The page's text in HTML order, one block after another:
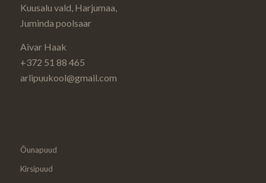
Kuusalu vald, Harjumaa,
Juminda poolsaar
Aivar Haak
+372 51 88 465
arlipuukool@gmail.com
Õunapuud
Kirsipuud